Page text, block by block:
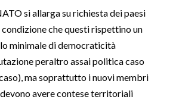
si allarga su richiesta dei paesi
condizione che questi rispettino un
minimale di democraticità
peraltro assai politica caso
ma soprattutto i nuovi membri
avere contese territoriali